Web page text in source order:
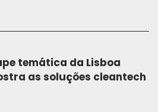
temática da Lisboa
as soluções cleantech